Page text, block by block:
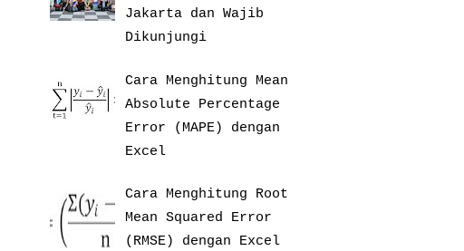
Jakarta dan Wajib
Dikunjungi
Cara Menghitung Mean
Absolute Percentage
Error (MAPE) dengan
Excel
Cara Menghitung Root
Mean Squared Error
(RMSE) dengan Excel